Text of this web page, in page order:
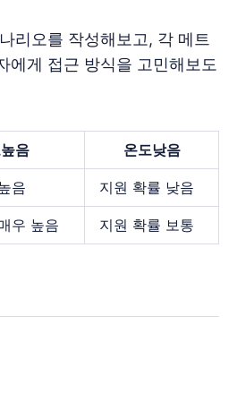
리오를 작성해보고, 각 메트
에게 접근 방식을 고민해보도
음 온도낮음
음 지원 확률 낮음
우 높음 지원 확률 보통